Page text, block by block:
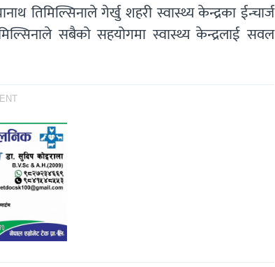
तिमिल्सिनाले गेर्खु शहरी स्वास्थ्य केन्द्रका ईन्चार्ज
सबैको सहयोगमा स्वास्थ्य केन्द्रलाई सवल